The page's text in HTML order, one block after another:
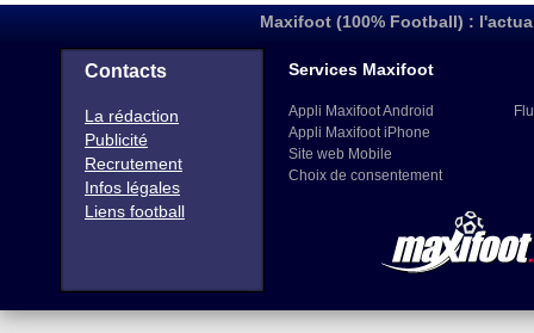
Maxifoot (100% Football) :
Contacts
La rédaction
Publicité
Recrutement
Infos légales
Liens football
Services Maxifoot
Appli Maxifoot Android
Appli Maxifoot iPhone
Site web Mobile
Choix de consentement